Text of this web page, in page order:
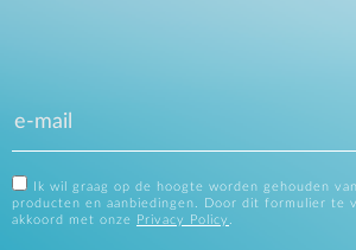
Ik wil graag op de hoogte worden gehouden
producten en aanbiedingen. Door dit formulier te
akkoord met onze
Privacy Policy .